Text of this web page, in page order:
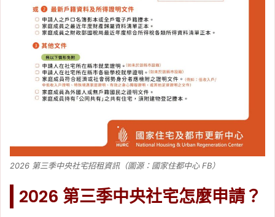
2026 第三季中央社宅招租資訊（圖源：國家住都中心 FB）
2026 第三季中央社宅怎麼申請？